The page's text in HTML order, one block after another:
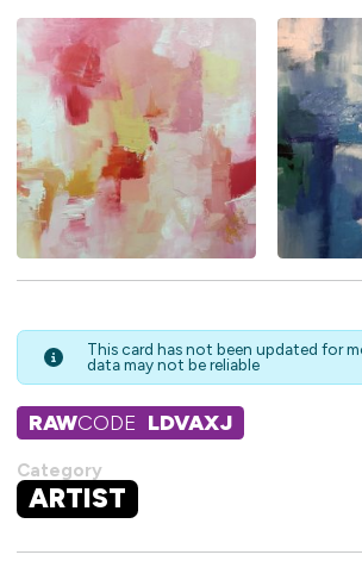
This card has not been updated for
data may not be reliable
RAWCODE LDVAXJ
Category
ARTIST